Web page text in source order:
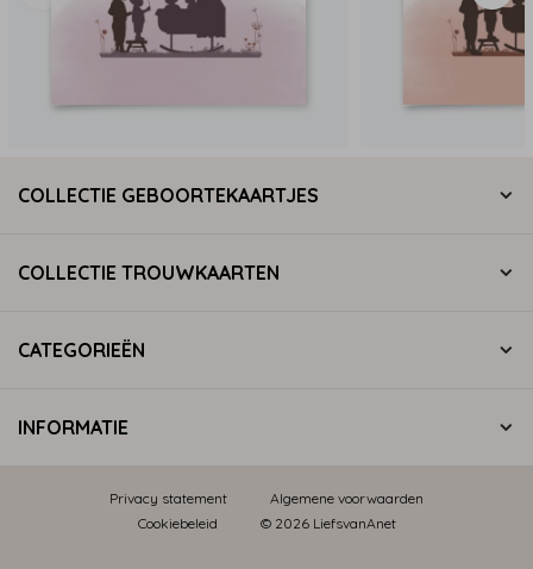
COLLECTIE GEBOORTEKAARTJES
COLLECTIE TROUWKAARTEN
CATEGORIEËN
INFORMATIE
Privacy statement
Algemene voorwaarden
Cookiebeleid
© 2026 LiefsvanAnet